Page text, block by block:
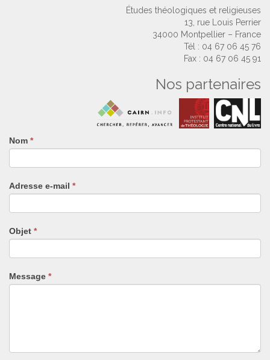
Études théologiques et religieuses
13, rue Louis Perrier
34000 Montpellier – France
Tél : 04 67 06 45 76
Fax : 04 67 06 45 91
Nos partenaires
Nom *
Adresse e-mail *
Objet *
Message *
Si
vous
êtes
humain,
remplissez
ce